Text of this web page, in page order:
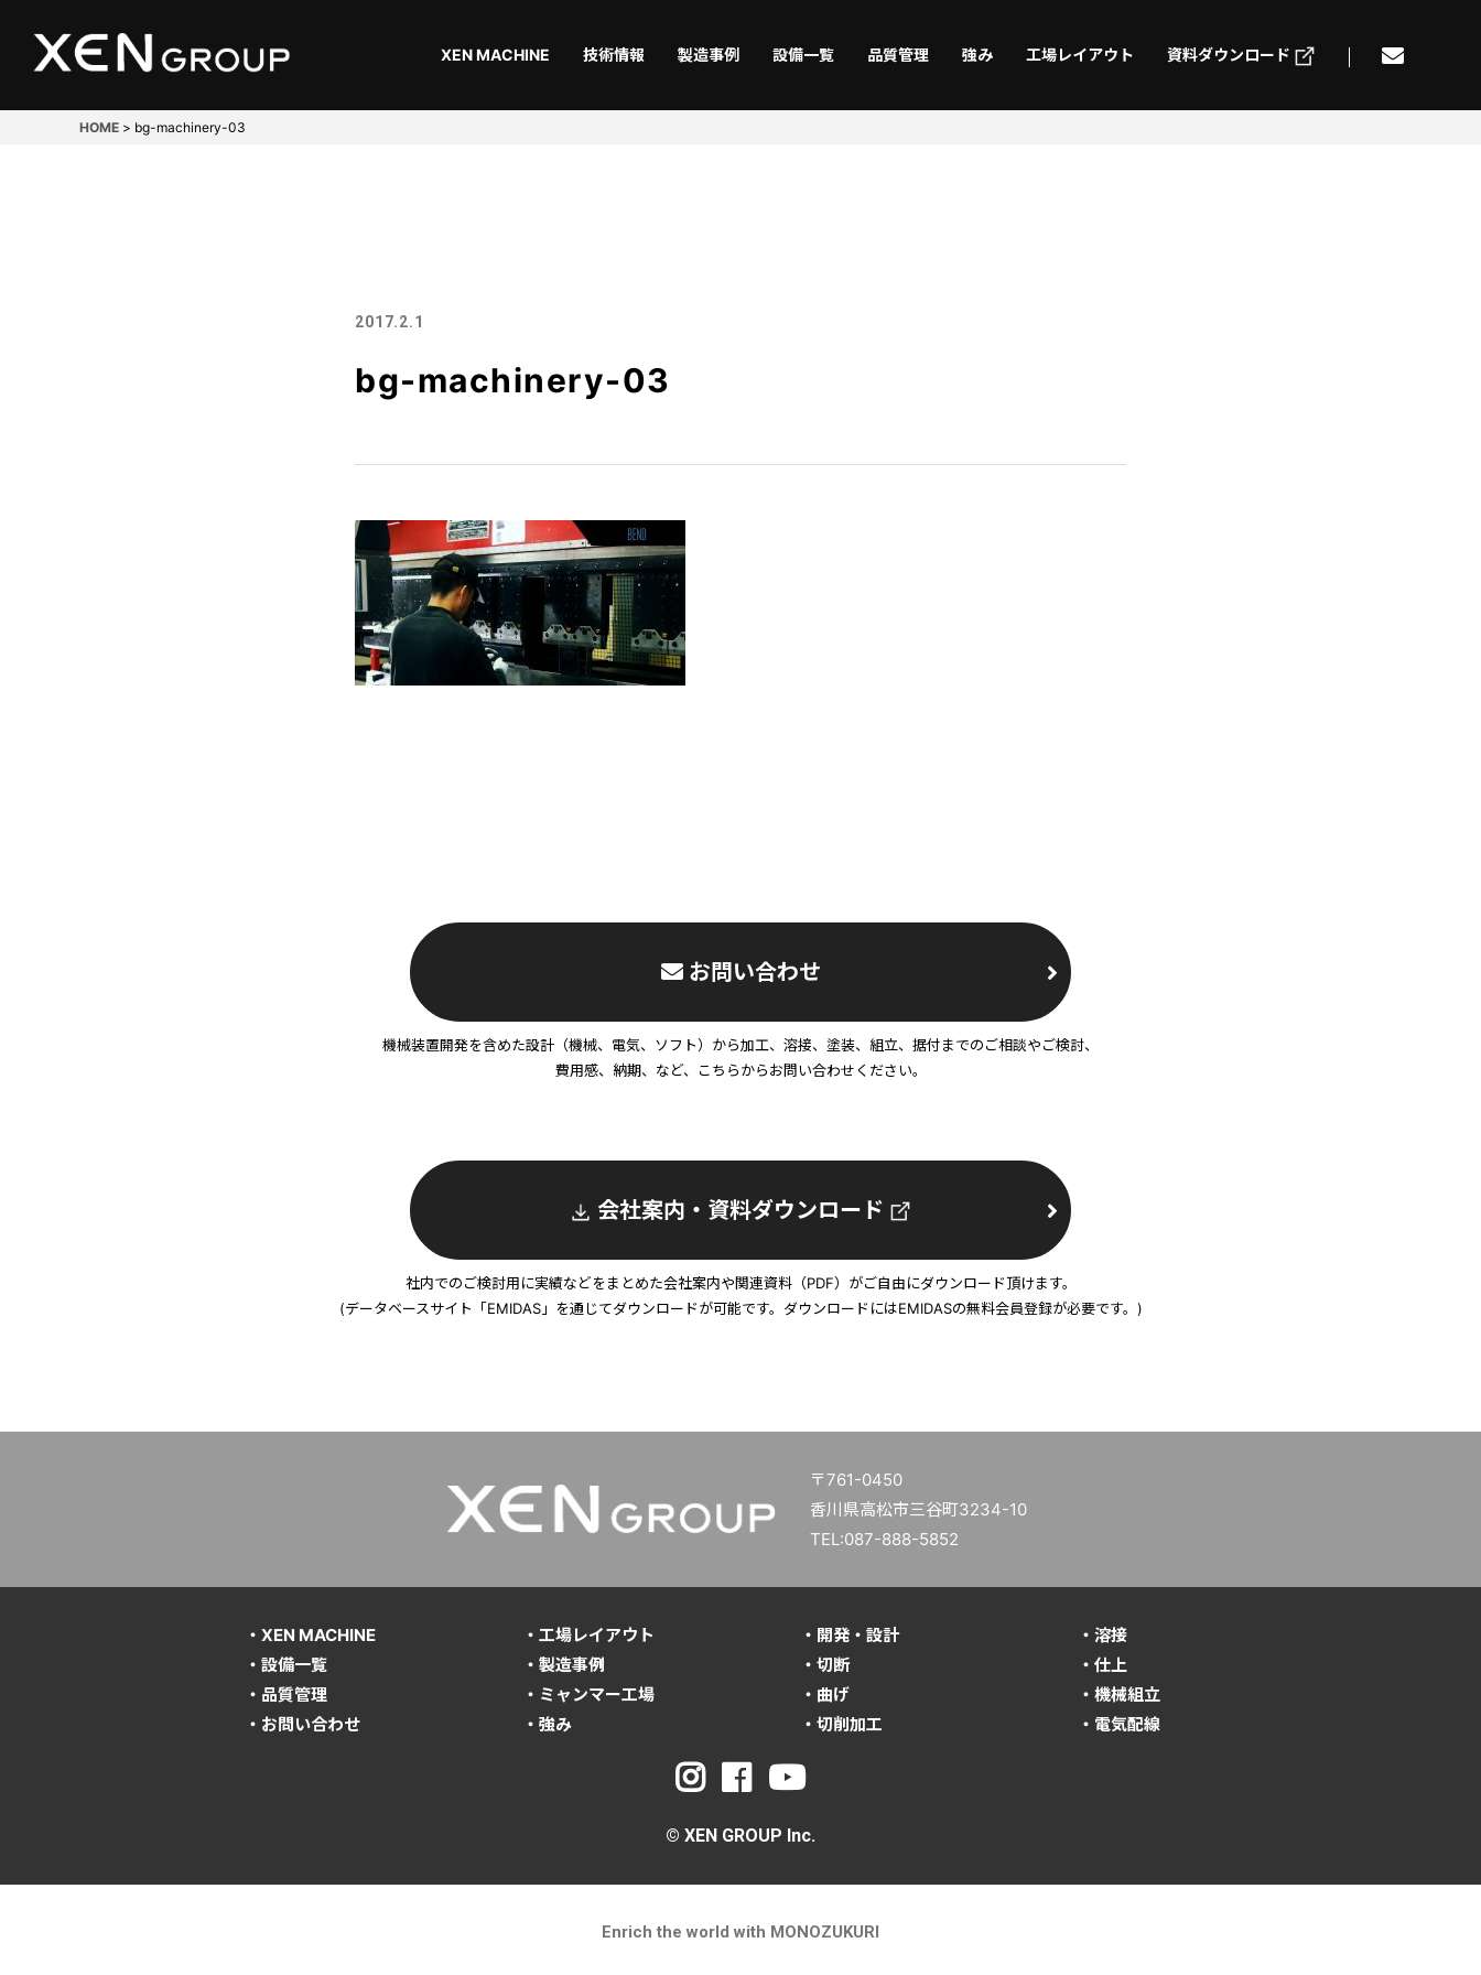
XEN MACHINE 技術情報
Welding
製造事例 設備一覧 品質管理 強み 工場レイアウト 資料ダウンロード
HOME > bg-machinery-03
2017.2.1
bg-machinery-03
お問い合わせ
機械装置開発を含めた設計（機械、電気、ソフト）から加工、溶接、塗装、組立、据付までのご相談やご検討、
費用感、納期、など、こちらからお問い合わせください。
会社案内・資料ダウンロード
社内でのご検討用に実績などをまとめた会社案内や関連資料（PDF）がご自由にダウンロード頂けます。
(データベースサイト「EMIDAS」を通じてダウンロードが可能です。ダウンロードにはEMIDASの無料会員登録が必要です。)
〒761-0450
香川県高松市三谷町3234-10
TEL:087-888-5852
・XEN MACHINE
・設備一覧
・品質管理
・お問い合わせ
・工場レイアウト
・製造事例
・ミャンマー工場
・強み
・開発・設計
・切断
・曲げ
・切削加工
・溶接
・仕上
・機械組立
・電気配線
© XEN GROUP Inc.
Enrich the world with MONOZUKURI